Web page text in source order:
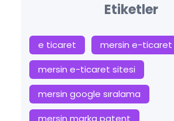
Etiketler
e ticaret
mersin e-ticaret
mersin e-ticaret sitesi
mersin google sıralama
mersin marka patent